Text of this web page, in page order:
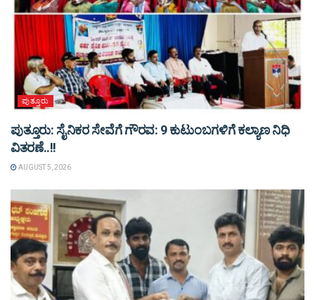
ಪುತ್ತೂರು
ಪುತ್ತೂರು: ಸೈನಿಕರ ಸೇವೆಗೆ ಗೌರವ: 9 ಕುಟುಂಬಗಳಿಗೆ ಕಲ್ಯಾಣ ನಿಧಿ
ವಿತರಣೆ..!!
AUGUST 5, 2026